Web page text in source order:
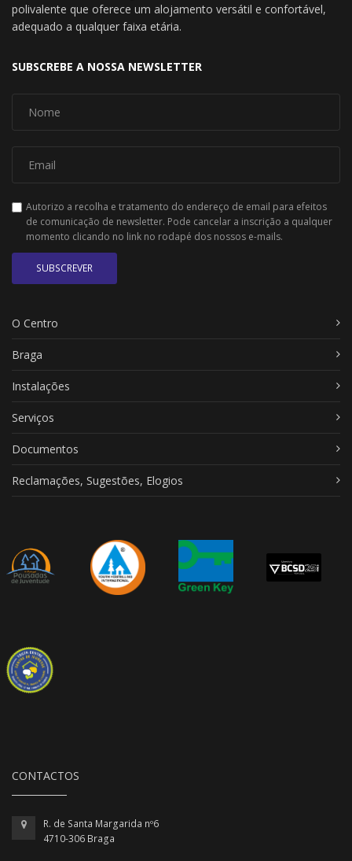
polivalente que oferece um alojamento versátil e confortável,
adequado a qualquer faixa etária.
SUBSCREBE A NOSSA NEWSLETTER
Autorizo a recolha e tratamento do endereço de email para efeitos
de comunicação de newsletter. Pode cancelar a inscrição a qualquer
momento clicando no link no rodapé dos nossos e-mails.
SUBSCREVER
O Centro
Braga
Instalações
Serviços
Documentos
Reclamações, Sugestões, Elogios
CONTACTOS
R. de Santa Margarida nº6
4710-306 Braga